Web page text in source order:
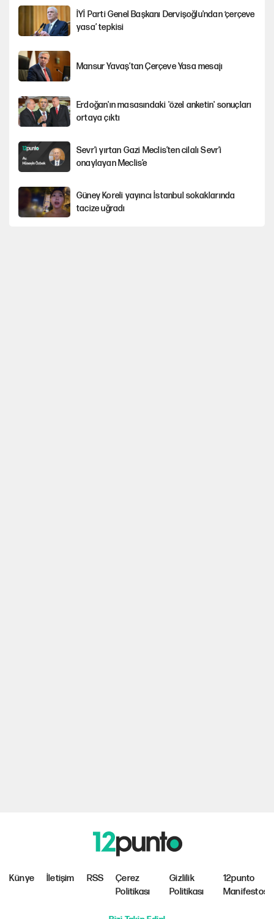
İYİ Parti Genel Başkanı Dervişoğlu'ndan ‘çerçeve
yasa’ tepkisi
Mansur Yavaş’tan Çerçeve Yasa mesajı
Erdoğan'ın masasındaki 'özel anketin' sonuçları
ortaya çıktı
Sevr’i yırtan Gazi Meclis’ten cilalı Sevr’i
onaylayan Meclis’e
Güney Koreli yayıncı İstanbul sokaklarında
tacize uğradı
Künye İletişim RSS
Çerez
Politikası
Gizlilik
Politikası
12punto
Manifestosu